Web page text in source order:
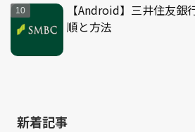
【Android】三井住友銀
順と方法
新着記事